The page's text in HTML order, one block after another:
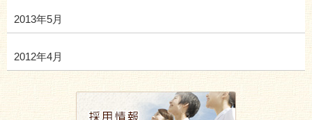
2013年5月
2012年4月